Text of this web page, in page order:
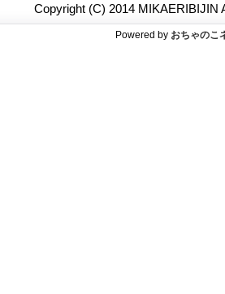
Copyright (C) 2014 MIKAERIBIJIN
Powered by おちゃのこ